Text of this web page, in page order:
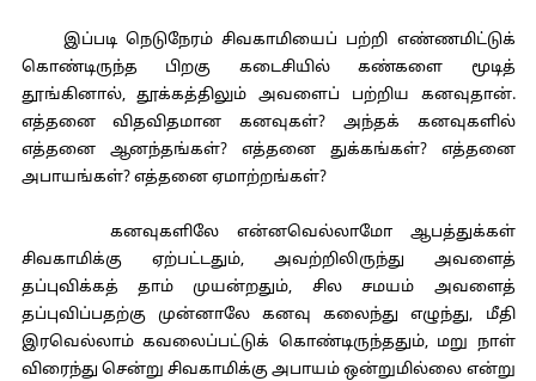
இப்படி நெடுநேரம் சிவகாமியைப் பற்றி எண்ணமிட்டுக்
கொண்டிருந்த பிறகு கடைசியில் கண்களை மூடித்
தூங்கினால், தூக்கத்திலும் அவளைப் பற்றிய கனவுதான்.
எத்தனை விதவிதமான கனவுகள்? அந்தக் கனவுகளில்
எத்தனை ஆனந்தங்கள்? எத்தனை துக்கங்கள்? எத்தனை
அபாயங்கள்? எத்தனை ஏமாற்றங்கள்?
கனவுகளிலே என்னவெல்லாமோ ஆபத்துக்கள்
சிவகாமிக்கு ஏற்பட்டதும், அவற்றிலிருந்து அவளைத்
தப்புவிக்கத் தாம் முயன்றதும், சில சமயம் அவளைத்
தப்புவிப்பதற்கு முன்னாலே கனவு கலைந்து எழுந்து, மீதி
இரவெல்லாம் கவலைப்பட்டுக் கொண்டிருந்ததும், மறு நாள்
விரைந்து சென்று சிவகாமிக்கு அபாயம் ஒன்றுமில்லை என்று